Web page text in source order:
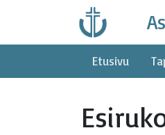
content
Etusivu